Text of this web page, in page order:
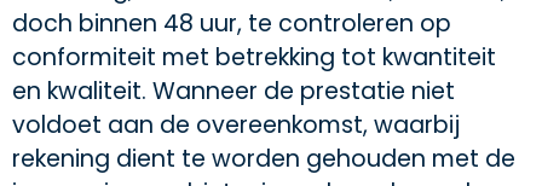
doch binnen 48 uur, te controleren op
conformiteit met betrekking tot kwantiteit
en kwaliteit. Wanneer de prestatie niet
voldoet aan de overeenkomst, waarbij
rekening dient te worden gehouden met de